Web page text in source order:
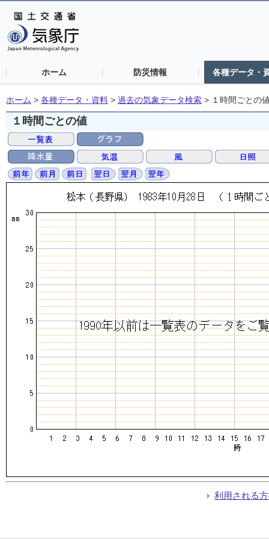
ホーム 防災情報 各種データ・
ホーム > 各種データ・資料 > 過去の気象データ検索 > １時間ごとの
１時間ごとの値
利用される